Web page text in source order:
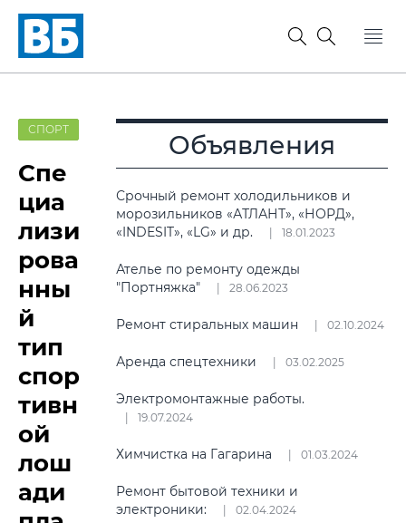
СПОРТ
Спе
циа
лизи
рова
нны
й
тип
спор
тивн
ой
лош
ади
Объявления
Срочный ремонт холодильников и
морозильников «АТЛАНТ», «НОРД»,
«INDESIT», «LG» и др.
18.01.2023
Ателье по ремонту одежды
"Портняжка"
28.06.2023
Ремонт стиральных машин 02.10.2024
Аренда спецтехники 03.02.2025
Электромонтажные работы.
19.07.2024
Химчистка на Гагарина 01.03.2024
Ремонт бытовой техники и
электроники:
02.04.2024